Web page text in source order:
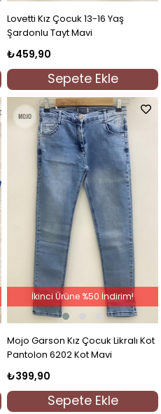
Lovetti Kız Çocuk 13-16 Yaş
Şardonlu Tayt Mavi
₺459,90
Sepete Ekle
Mojo Garson Kız Çocuk Likralı Kot
Pantolon 6202 Kot Mavi
₺399,90
Sepete Ekle
İkinci Ürüne %50 İndirim!